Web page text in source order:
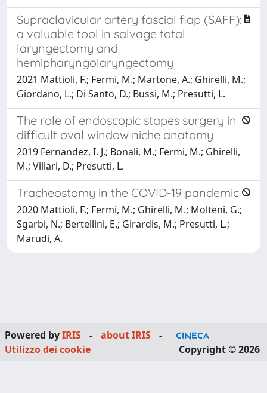
Supraclavicular artery fascial flap (SAFF):
a valuable tool in salvage total
laryngectomy and
hemipharyngolaryngectomy
2021 Mattioli, F.; Fermi, M.; Martone, A.; Ghirelli, M.;
Giordano, L.; Di Santo, D.; Bussi, M.; Presutti, L.
The role of endoscopic stapes surgery in
difficult oval window niche anatomy
2019 Fernandez, I. J.; Bonali, M.; Fermi, M.; Ghirelli,
M.; Villari, D.; Presutti, L.
Tracheostomy in the COVID-19 pandemic
2020 Mattioli, F.; Fermi, M.; Ghirelli, M.; Molteni, G.;
Sgarbi, N.; Bertellini, E.; Girardis, M.; Presutti, L.;
Marudi, A.
Powered byIRIS - about IRIS
-
Utilizzo dei cookie
Copyright © 2026